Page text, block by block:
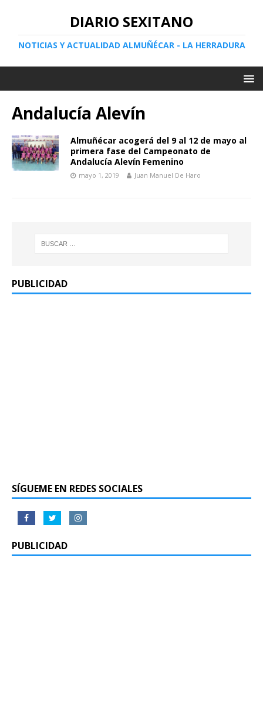
DIARIO SEXITANO
NOTICIAS Y ACTUALIDAD ALMUÑÉCAR - LA HERRADURA
Andalucía Alevín
Almuñécar acogerá del 9 al 12 de mayo al
primera fase del Campeonato de
Andalucía Alevín Femenino
mayo 1, 2019 Juan Manuel De Haro
PUBLICIDAD
SÍGUEME EN REDES SOCIALES
PUBLICIDAD